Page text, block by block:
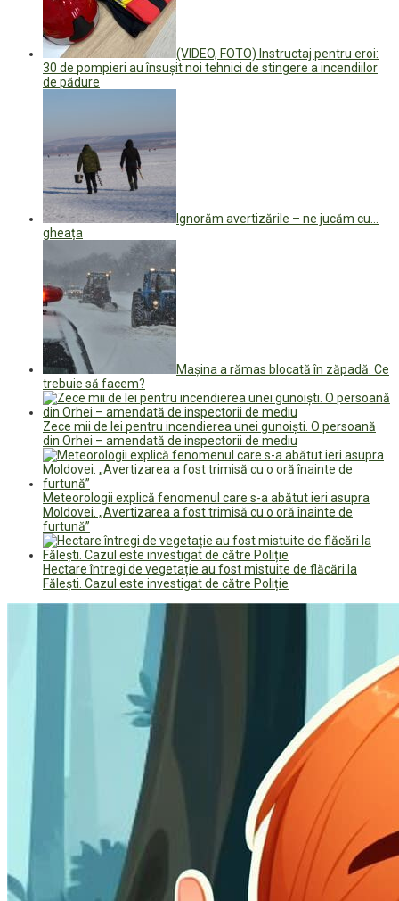
(VIDEO, FOTO) Instructaj pentru eroi:
30 de pompieri au însușit noi tehnici de stingere a incendiilor
de pădure
Ignorăm avertizările – ne jucăm cu…
gheața
Mașina a rămas blocată în zăpadă. Ce
trebuie să facem?
Zece mii de lei pentru incendierea unei gunoiști. O persoană
din Orhei – amendată de inspectorii de mediu
Meteorologii explică fenomenul care s-a abătut ieri asupra
Moldovei. „Avertizarea a fost trimisă cu o oră înainte de
furtună”
Hectare întregi de vegetație au fost mistuite de flăcări la
Fălești. Cazul este investigat de către Poliție